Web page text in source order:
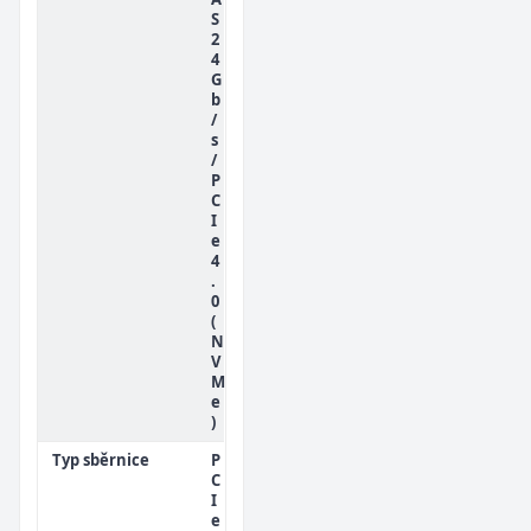
S
2
4
G
b
/
s
/
P
C
I
e
4
.
0
(
N
V
M
e
)
Typ sběrnice
P
C
I
e